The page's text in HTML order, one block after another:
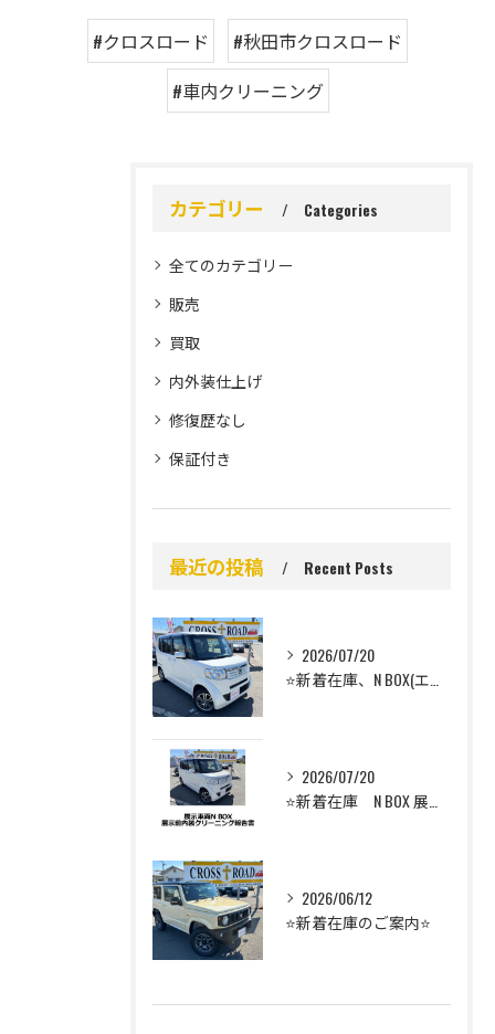
#クロスロード
#秋田市クロスロード
#車内クリーニング
カテゴリー Categories
全てのカテゴリー
販売
買取
内外装仕上げ
修復歴なし
保証付き
最近の投稿 Recent Posts
2026/07/20
⭐️新着在庫、N BOX(エヌボックス）のご案内⭐️
2026/07/20
⭐️新着在庫 N BOX 展示前車内クリーニング⭐️
2026/06/12
⭐️新着在庫のご案内⭐️